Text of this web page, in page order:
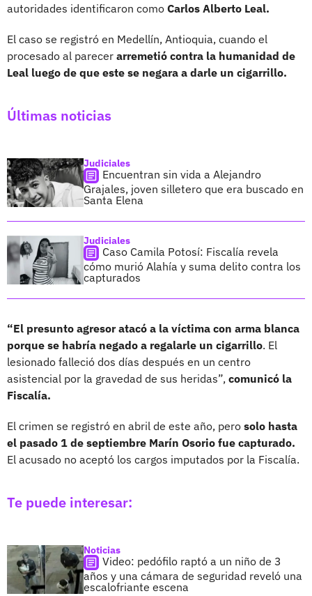
autoridades identificaron como Carlos Alberto Leal.
El caso se registró en Medellín, Antioquia, cuando el
procesado al parecer arremetió contra la humanidad de
Leal luego de que este se negara a darle un cigarrillo.
Últimas noticias
Judiciales
Encuentran sin vida a Alejandro
Grajales, joven silletero que era buscado en
Santa Elena
Judiciales
Caso Camila Potosí: Fiscalía revela
cómo murió Alahía y suma delito contra los
capturados
“El presunto agresor atacó a la víctima con arma blanca
porque se habría negado a regalarle un cigarrillo. El
lesionado falleció dos días después en un centro
asistencial por la gravedad de sus heridas”, comunicó la
Fiscalía.
El crimen se registró en abril de este año, pero solo hasta
el pasado 1 de septiembre Marín Osorio fue capturado.
El acusado no aceptó los cargos imputados por la Fiscalía.
Te puede interesar:
Noticias
Video: pedófilo raptó a un niño de 3
años y una cámara de seguridad reveló una
escalofriante escena